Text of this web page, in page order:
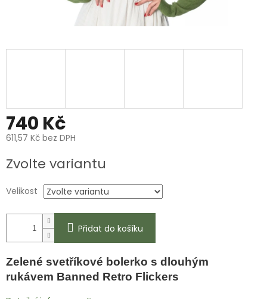
740 Kč
611,57 Kč bez DPH
cena:
Zvolte variantu
Velikost
Přidat do košíku
Zelené svetříkové bolerko s dlouhým
rukávem Banned Retro Flickers